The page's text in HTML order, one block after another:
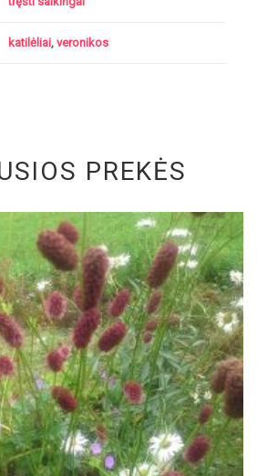
katilėliai, veronikos
PREKĖS